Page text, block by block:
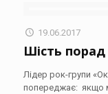
19.06.2017
Шість порад
Лідер рок-групи
попереджає: якщо